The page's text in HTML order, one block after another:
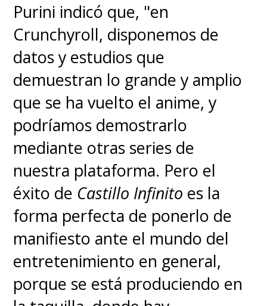
Purini indicó que, "en
Crunchyroll, disponemos de
datos y estudios que
demuestran lo grande y amplio
que se ha vuelto el anime, y
podríamos demostrarlo
mediante otras series de
nuestra plataforma. Pero el
éxito de Castillo Infinito es la
forma perfecta de ponerlo de
manifiesto ante el mundo del
entretenimiento en general,
porque se está produciendo en